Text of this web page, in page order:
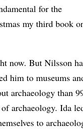
for the
my third book
now. But Nilsson
him to museums
archaeology than
archaeology. Ida
to